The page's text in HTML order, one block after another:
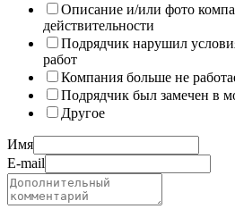
Описание и/или фото
действительности
Подрядчик нарушил
работ
Компания больше не
Подрядчик был замечен в
Другое
Имя
E-mail